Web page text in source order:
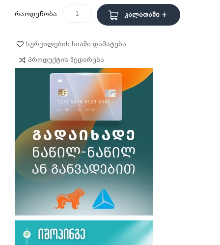
რაოდენობა Კალათაში +
Სურვილების Სიაში Დამატება
Პროდუქტის Შედარება